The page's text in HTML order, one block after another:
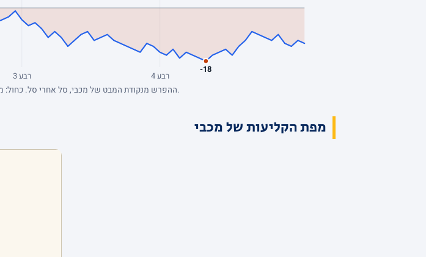
-18
רבע 3 רבע 4
ההפרש מנקודת המבט של מכבי, סל אחרי סל. כחול: מכבי מובילה. השיא: +2, הפיגור העמוק: -18. הנתונים המלאים בטבלת הרבעים למעלה.
מפת הקליעות של מכבי